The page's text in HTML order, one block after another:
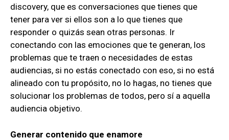
discovery, que es conversaciones que tienes que
tener para ver si ellos son a lo que tienes que
responder o quizás sean otras personas. Ir
conectando con las emociones que te generan, los
problemas que te traen o necesidades de estas
audiencias, si no estás conectado con eso, si no está
alineado con tu propósito, no lo hagas, no tienes que
solucionar los problemas de todos, pero sí a aquella
audiencia objetivo.
Generar contenido que enamore